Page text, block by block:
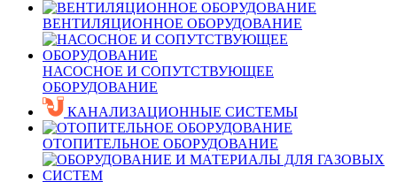
ВЕНТИЛЯЦИОННОЕ ОБОРУДОВАНИЕ
НАСОСНОЕ И СОПУТСТВУЮЩЕЕ
ОБОРУДОВАНИЕ
КАНАЛИЗАЦИОННЫЕ СИСТЕМЫ
ОТОПИТЕЛЬНОЕ ОБОРУДОВАНИЕ